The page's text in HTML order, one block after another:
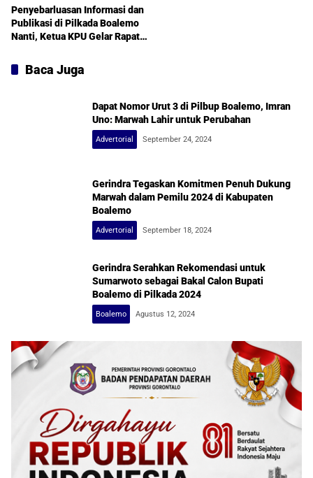
Penyebarluasan Informasi dan
Publikasi di Pilkada Boalemo
Nanti, Ketua KPU Gelar Rapat
Baca Juga
Dapat Nomor Urut 3 di Pilbup Boalemo, Imran
Uno: Marwah Lahir untuk Perubahan
Advertorial September 24, 2024
Gerindra Tegaskan Komitmen Penuh Dukung
Marwah dalam Pemilu 2024 di Kabupaten
Boalemo
Advertorial September 18, 2024
Gerindra Serahkan Rekomendasi untuk
Sumarwoto sebagai Bakal Calon Bupati
Boalemo di Pilkada 2024
Boalemo Agustus 12, 2024